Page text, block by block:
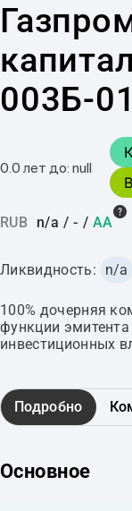
капитал
003Б-01
0.0 лет до: null
RUB n/a / - / AA
Ликвидность: n/a
100% дочерняя
функции
инвестиционных
Подробно
Основное